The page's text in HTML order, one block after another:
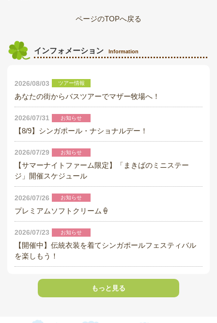
ページのTOPへ戻る
インフォメーション Information
2026/08/03 ツアー情報
あなたの街からバスツアーでマザー牧場へ！
2026/07/31 お知らせ
【8/9】シンガポール・ナショナルデー！
2026/07/29 お知らせ
【サマーナイトファーム限定】「まきばのミニステー
ジ」開催スケジュール
2026/07/26 お知らせ
プレミアムソフトクリーム🍦
2026/07/23 お知らせ
【開催中】伝統衣装を着てシンガポールフェスティバル
を楽しもう！
もっと見る